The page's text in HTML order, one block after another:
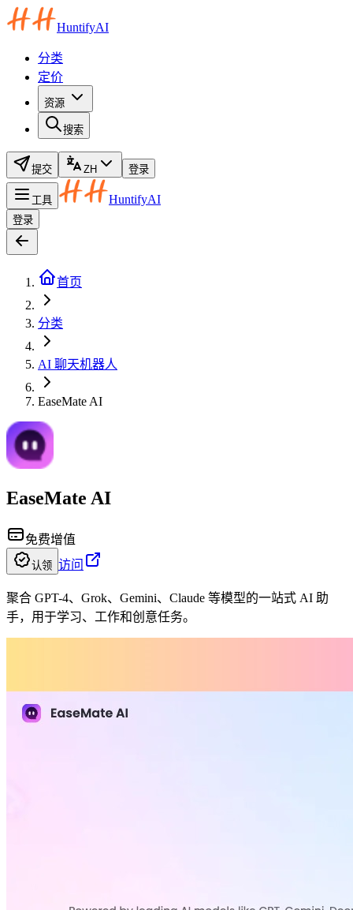
HuntifyAI
分类
定价
资源
搜索
提交 ZH 登录
工具 HuntifyAI
登录
首页
分类
AI 聊天机器人
EaseMate AI
EaseMate AI
免费增值
认领 访问
聚合 GPT-4、Grok、Gemini、Claude 等模型的一站式 AI 助
手，用于学习、工作和创意任务。